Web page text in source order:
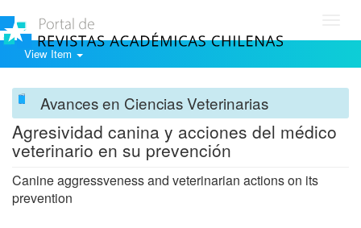
View Item
Avances en Ciencias Veterinarias
Agresividad canina y acciones del médico
veterinario en su prevención
Canine aggressveness and veterinarian actions on its
prevention